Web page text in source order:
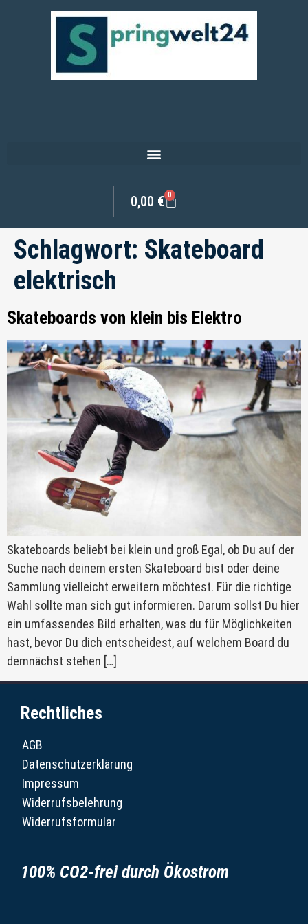
0,00 € 0
Schlagwort: Skateboard
elektrisch
Skateboards von klein bis Elektro
Skateboards beliebt bei klein und groß Egal, ob Du auf der
Suche nach deinem ersten Skateboard bist oder deine
Sammlung vielleicht erweitern möchtest. Für die richtige
Wahl sollte man sich gut informieren. Darum sollst Du hier
ein umfassendes Bild erhalten, was du für Möglichkeiten
hast, bevor Du dich entscheidest, auf welchem Board du
demnächst stehen […]
Rechtliches
AGB
Datenschutzerklärung
Impressum
Widerrufsbelehrung
Widerrufsformular
100% CO2-frei durch Ökostrom